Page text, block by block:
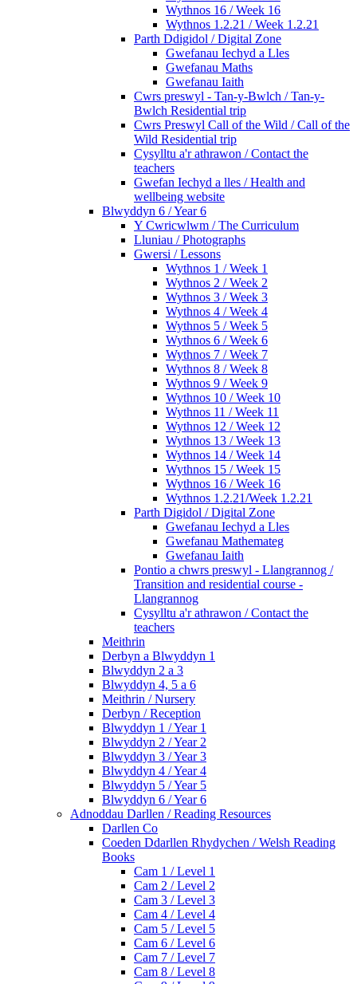
Wythnos 16 / Week 16
Wythnos 1.2.21 / Week 1.2.21
Parth Ddigidol / Digital Zone
Gwefanau Iechyd a Lles
Gwefanau Maths
Gwefanau Iaith
Cwrs preswyl - Tan-y-Bwlch / Tan-y-
Bwlch Residential trip
Cwrs Preswyl Call of the Wild / Call of the
Wild Residential trip
Cysylltu a'r athrawon / Contact the
teachers
Gwefan Iechyd a lles / Health and
wellbeing website
Blwyddyn 6 / Year 6
Y Cwricwlwm / The Curriculum
Lluniau / Photographs
Gwersi / Lessons
Wythnos 1 / Week 1
Wythnos 2 / Week 2
Wythnos 3 / Week 3
Wythnos 4 / Week 4
Wythnos 5 / Week 5
Wythnos 6 / Week 6
Wythnos 7 / Week 7
Wythnos 8 / Week 8
Wythnos 9 / Week 9
Wythnos 10 / Week 10
Wythnos 11 / Week 11
Wythnos 12 / Week 12
Wythnos 13 / Week 13
Wythnos 14 / Week 14
Wythnos 15 / Week 15
Wythnos 16 / Week 16
Wythnos 1.2.21/Week 1.2.21
Parth Digidol / Digital Zone
Gwefanau Iechyd a Lles
Gwefanau Mathemateg
Gwefanau Iaith
Pontio a chwrs preswyl - Llangrannog /
Transition and residential course -
Llangrannog
Cysylltu a'r athrawon / Contact the
teachers
Meithrin
Derbyn a Blwyddyn 1
Blwyddyn 2 a 3
Blwyddyn 4, 5 a 6
Meithrin / Nursery
Derbyn / Reception
Blwyddyn 1 / Year 1
Blwyddyn 2 / Year 2
Blwyddyn 3 / Year 3
Blwyddyn 4 / Year 4
Blwyddyn 5 / Year 5
Blwyddyn 6 / Year 6
Adnoddau Darllen / Reading Resources
Darllen Co
Coeden Ddarllen Rhydychen / Welsh Reading
Books
Cam 1 / Level 1
Cam 2 / Level 2
Cam 3 / Level 3
Cam 4 / Level 4
Cam 5 / Level 5
Cam 6 / Level 6
Cam 7 / Level 7
Cam 8 / Level 8